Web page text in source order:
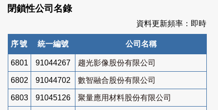
閉鎖性公司名錄
資料更新頻率：即時
序號 統一編號 公司名稱
6801 91044267 趨光影像股份有限公司
6802 91044702 數智融合股份有限公司
6803 91045126 聚量應用材料股份有限公司